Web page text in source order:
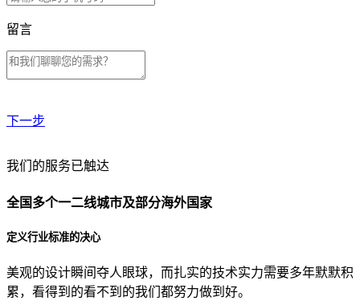
留言
下一步
贵公司预算范围是？
贵公司的团队规模是？
目前主要的营销渠道是？
我们的服务已触达
全国多个一二线城市及部分海外国家
定义行业标准的决心
美观的设计瞬间夺人眼球，而扎实的技术实力需要多年默默积
累，看得到的看不到的我们都努力做到好。